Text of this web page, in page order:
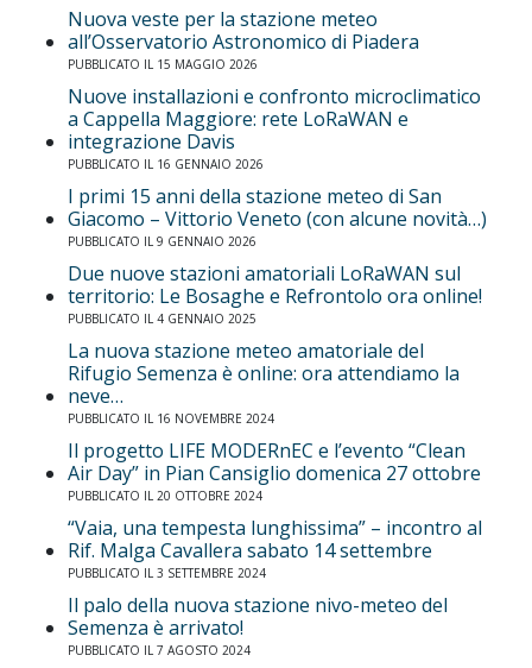
Nuova veste per la stazione meteo
all’Osservatorio Astronomico di Piadera
PUBBLICATO IL 15 MAGGIO 2026
Nuove installazioni e confronto microclimatico
a Cappella Maggiore: rete LoRaWAN e
integrazione Davis
PUBBLICATO IL 16 GENNAIO 2026
I primi 15 anni della stazione meteo di San
Giacomo – Vittorio Veneto (con alcune novità…)
PUBBLICATO IL 9 GENNAIO 2026
Due nuove stazioni amatoriali LoRaWAN sul
territorio: Le Bosaghe e Refrontolo ora online!
PUBBLICATO IL 4 GENNAIO 2025
La nuova stazione meteo amatoriale del
Rifugio Semenza è online: ora attendiamo la
neve…
PUBBLICATO IL 16 NOVEMBRE 2024
Il progetto LIFE MODERnEC e l’evento “Clean
Air Day” in Pian Cansiglio domenica 27 ottobre
PUBBLICATO IL 20 OTTOBRE 2024
“Vaia, una tempesta lunghissima” – incontro al
Rif. Malga Cavallera sabato 14 settembre
PUBBLICATO IL 3 SETTEMBRE 2024
Il palo della nuova stazione nivo-meteo del
Semenza è arrivato!
PUBBLICATO IL 7 AGOSTO 2024